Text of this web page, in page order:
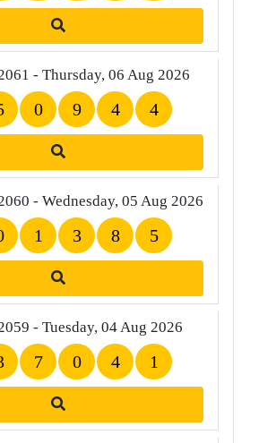
- Thursday, 06 Aug 2026
0 9 4 4
- Wednesday, 05 Aug 2026
1 3 8 5
- Tuesday, 04 Aug 2026
7 0 4 1